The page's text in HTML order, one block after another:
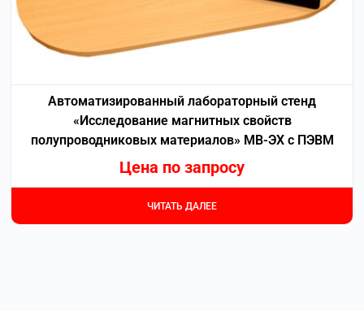
Автоматизированный лабораторный стенд
«Исследование магнитных свойств
полупроводниковых материалов» МВ-ЭХ с ПЭВМ
Цена по запросу
ЧИТАТЬ ДАЛЕЕ